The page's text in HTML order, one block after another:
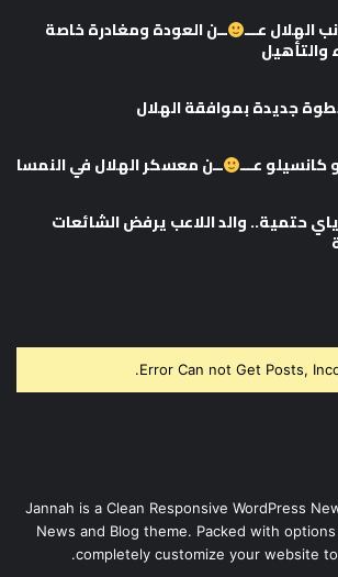
الهلال عـــ ــن العودة ومغادرة خاصة
والتأهيل
جديدة بموافقة الهلال
عـــ ــن معسكر الهلال في النمسا
حتمية.. والد اللاعب يرفض الشائعات
Error Can not Get Posts,
Jannah is a Clean Responsive WordPress
News and Blog theme. Packed with
completely customize your website